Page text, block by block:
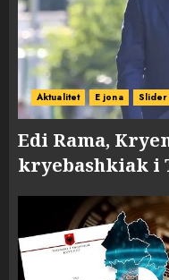
Aktualitet E jona Slider
Edi Rama,
kryebashkiak i